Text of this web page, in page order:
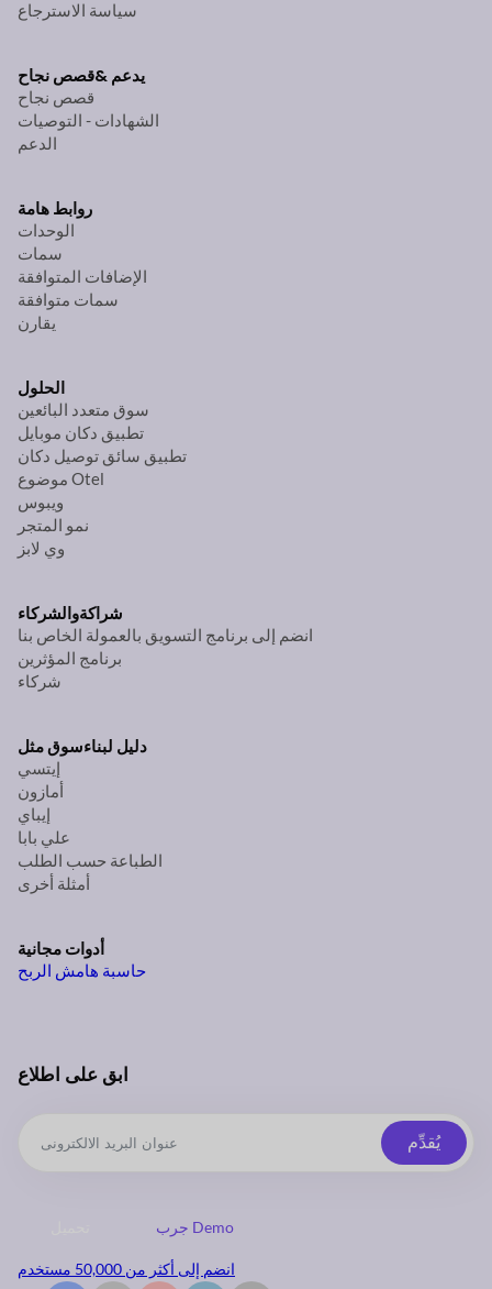
سياسة الاسترجاع
يدعم &قصص نجاح
قصص نجاح
الشهادات - التوصيات
الدعم
روابط هامة
الوحدات
سمات
الإضافات المتوافقة
سمات متوافقة
يقارن
الحلول
سوق متعدد البائعين
تطبيق دكان موبايل
تطبيق سائق توصيل دكان
موضوع Otel
ويبوس
نمو المتجر
وي لابز
شراكةوالشركاء
انضم إلى برنامج التسويق بالعمولة الخاص بنا
برنامج المؤثرين
شركاء
دليل لبناءسوق مثل
إيتسي
أمازون
إيباي
علي بابا
الطباعة حسب الطلب
أمثلة أخرى
أدوات مجانية
حاسبة هامش الربح
ابق على اطلاع
يُقدِّم
جرب Demo
انضم إلى أكثر من 50,000 مستخدم